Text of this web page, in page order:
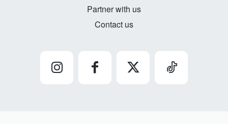
Partner with us
Contact us